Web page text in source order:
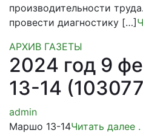
производительности
провести диагностику […]
АРХИВ ГАЗЕТЫ
2024 год 9
13-14
admin
Маршо 13-14Читать далее .